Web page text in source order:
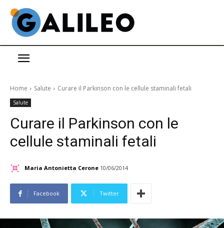
Home Salute Curare il Parkinson con le cellule staminali fetali
Salute
Curare il Parkinson con le
cellule staminali fetali
Maria Antonietta Cerone 10/06/2014
Facebook Twitter